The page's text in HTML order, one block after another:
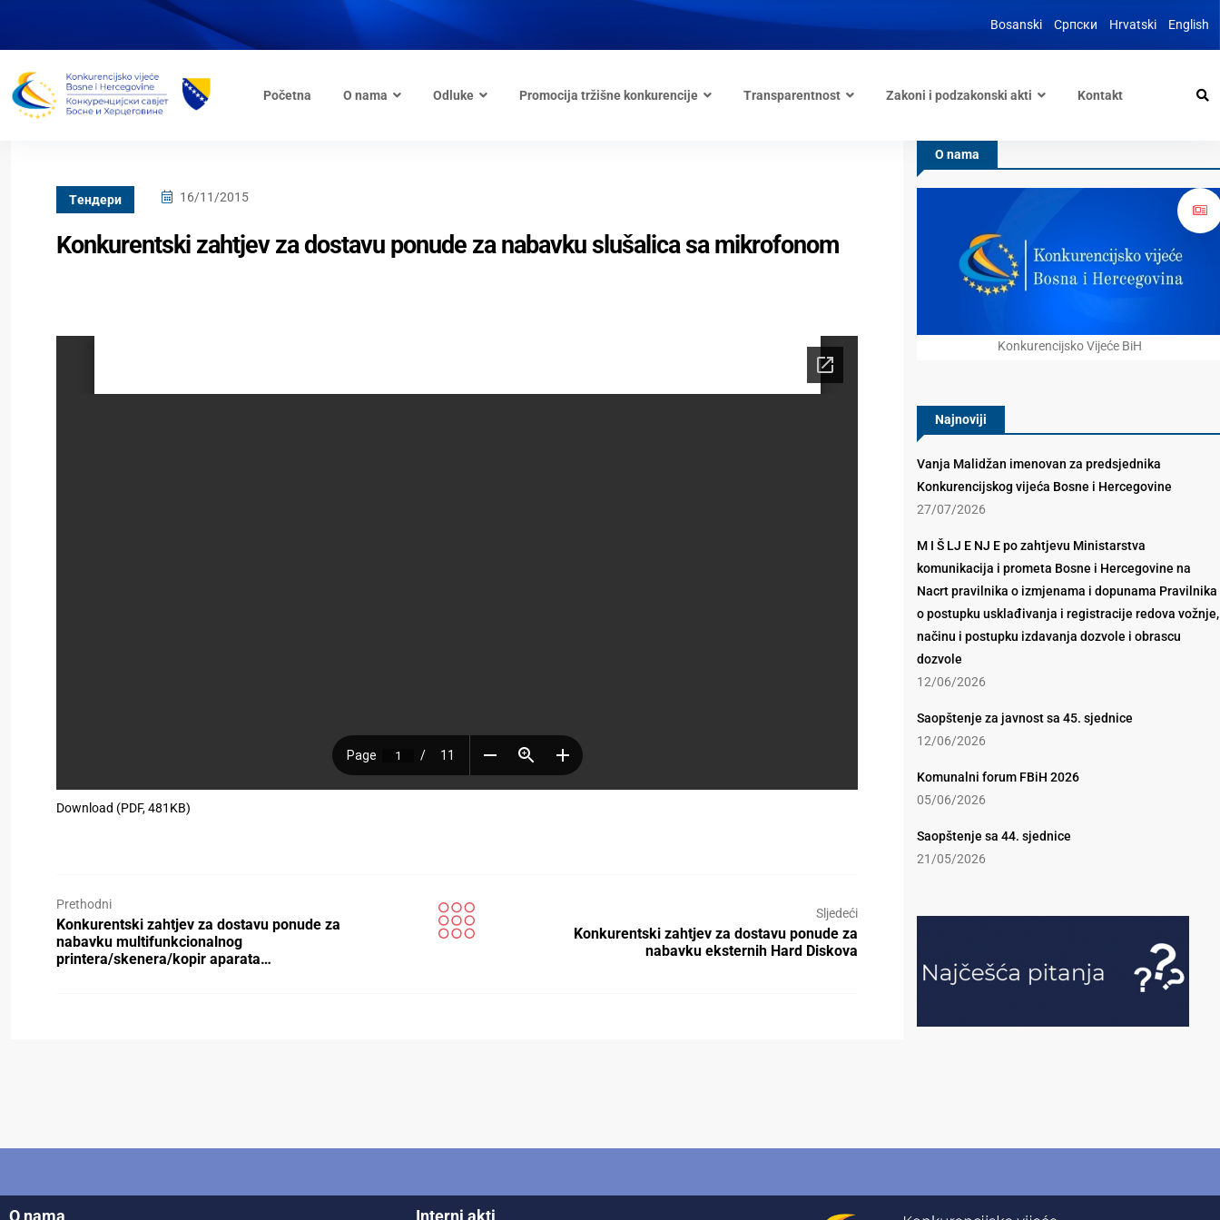
Bosanski Српски Hrvatski English
Početna O nama Odluke Promocija tržišne konkurencije Transparentnost Zakoni i podzakonski akti Kontakt
Tендери 16/11/2015
Konkurentski zahtjev za dostavu ponude za nabavku slušalica sa mikrofonom
Download (PDF, 481KB)
Prethodni
Konkurentski zahtjev za dostavu ponude za
nabavku multifunkcionalnog
printera/skenera/kopir aparata…
Sljedeći
Konkurentski zahtjev za dostavu ponude za
nabavku eksternih Hard Diskova
O nama
Konkurencijsko Vijeće BiH
Najnoviji
Vanja Malidžan imenovan za predsjednika
Konkurencijskog vijeća Bosne i Hercegovine
27/07/2026
M I Š LJ E NJ E po zahtjevu Ministarstva
komunikacija i prometa Bosne i Hercegovine na
Nacrt pravilnika o izmjenama i dopunama Pravilnika
o postupku usklađivanja i registracije redova vožnje,
načinu i postupku izdavanja dozvole i obrascu
dozvole
12/06/2026
Saopštenje za javnost sa 45. sjednice
12/06/2026
Komunalni forum FBiH 2026
05/06/2026
Saopštenje sa 44. sjednice
21/05/2026
O nama Interni akti